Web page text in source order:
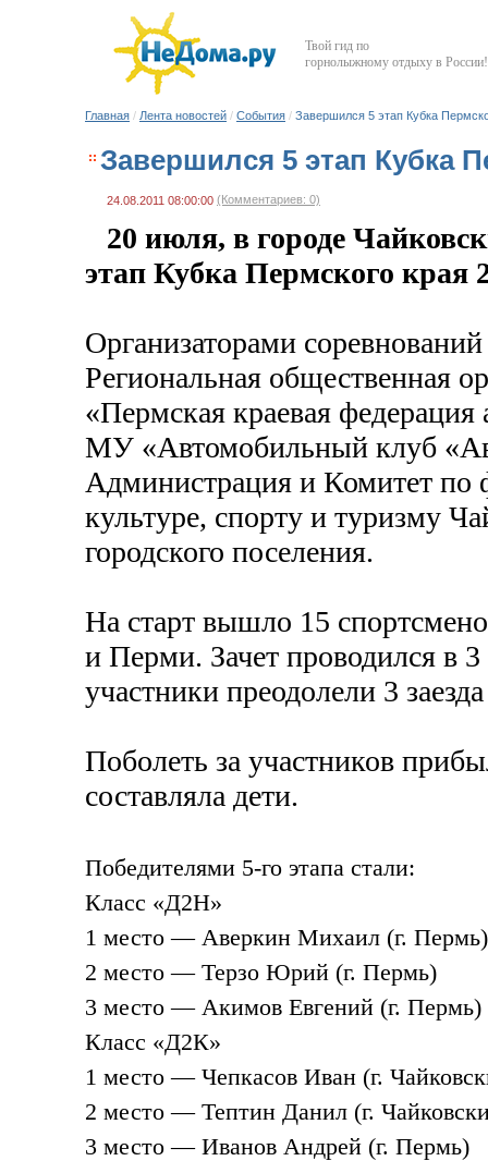
Твой гид по
горнолыжному отдыху в России!
Главная / Лента новостей / События / Завершился 5 этап Кубка
Завершился 5 этап Кубка
24.08.2011 08:00:00 (Комментариев: 0)
20 июля, в городе
этап Кубка Пермского края
Организаторами
Региональная общественная
«Пермская краевая федерация
МУ «Автомобильный клуб
Администрация и Комитет по
культуре, спорту и туризму
городского поселения.
На старт вышло 15
и Перми. Зачет проводился в
участники преодолели 3
Поболеть за участников
составляла дети.
Победителями 5-го этапа стали:
Класс «Д2Н»
1 место — Аверкин Михаил (г. Пермь)
2 место — Терзо Юрий (г. Пермь)
3 место — Акимов Евгений (г. Пермь)
Класс «Д2К»
1 место — Чепкасов Иван (г.
2 место — Тептин Данил (г.
3 место — Иванов Андрей (г. Пермь)